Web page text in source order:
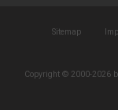
Sitemap
Copyright © 2000-2026